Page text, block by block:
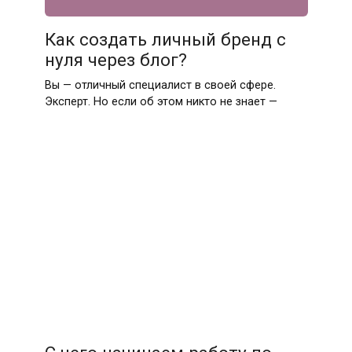
Как создать личный бренд с
нуля через блог?
Вы — отличный специалист в своей сфере.
Эксперт. Но если об этом никто не знает —